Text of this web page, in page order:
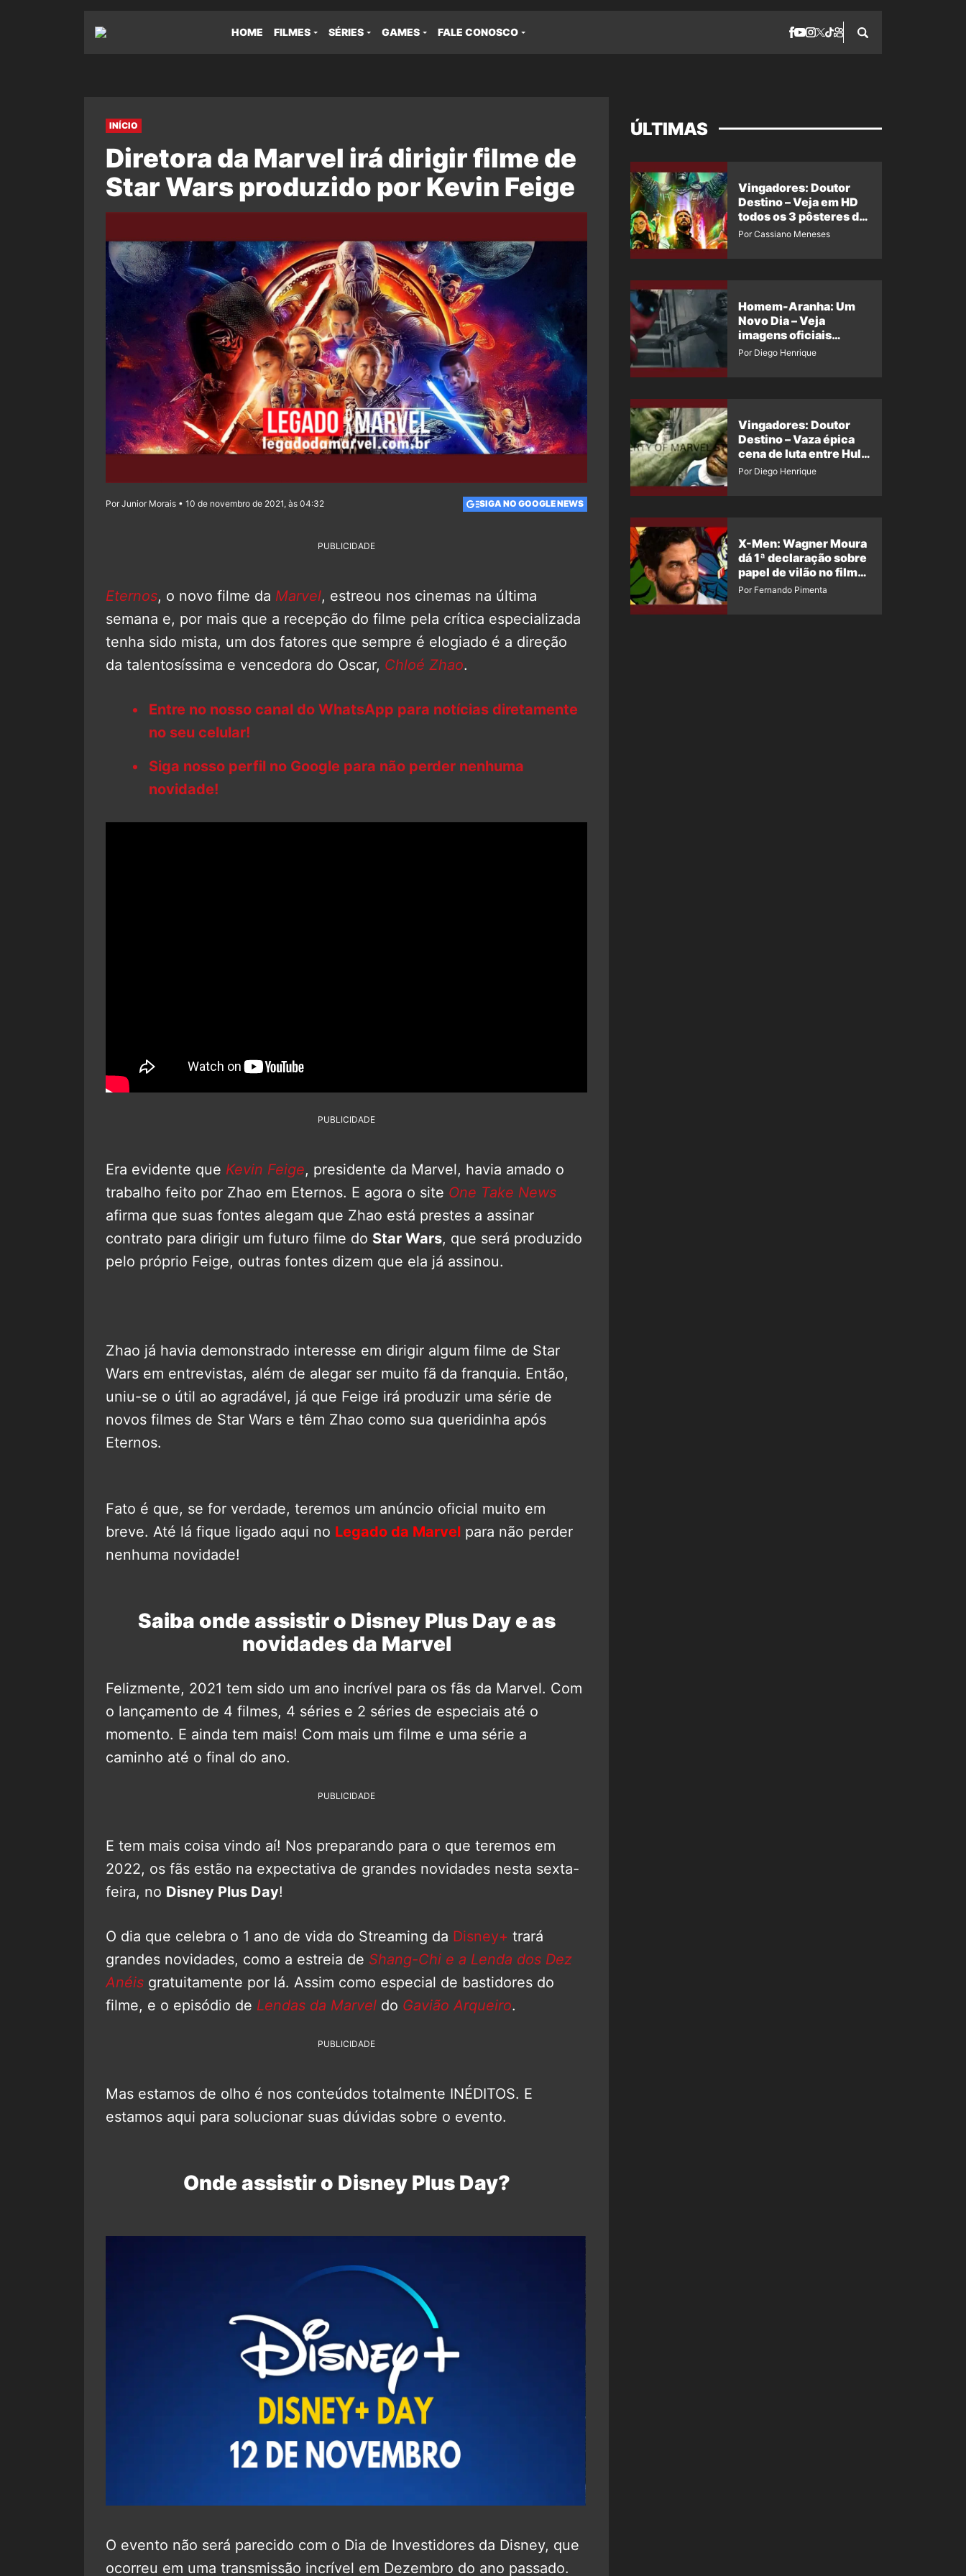
HOME FILMES SÉRIES GAMES FALE CONOSCO
INÍCIO
Diretora da Marvel irá dirigir filme de
Star Wars produzido por Kevin Feige
Por Junior Morais • 10 de novembro de 2021, às 04:32 SIGA NO GOOGLE NEWS
PUBLICIDADE
Eternos, o novo filme da Marvel, estreou nos cinemas na última
semana e, por mais que a recepção do filme pela crítica especializada
tenha sido mista, um dos fatores que sempre é elogiado é a direção
da talentosíssima e vencedora do Oscar, Chloé Zhao.
Entre no nosso canal do WhatsApp para notícias diretamente
no seu celular!
Siga nosso perfil no Google para não perder nenhuma
novidade!
PUBLICIDADE
Era evidente que Kevin Feige, presidente da Marvel, havia amado o
trabalho feito por Zhao em Eternos. E agora o site One Take News
afirma que suas fontes alegam que Zhao está prestes a assinar
contrato para dirigir um futuro filme do Star Wars, que será produzido
pelo próprio Feige, outras fontes dizem que ela já assinou.
Zhao já havia demonstrado interesse em dirigir algum filme de Star
Wars em entrevistas, além de alegar ser muito fã da franquia. Então,
uniu-se o útil ao agradável, já que Feige irá produzir uma série de
novos filmes de Star Wars e têm Zhao como sua queridinha após
Eternos.
Fato é que, se for verdade, teremos um anúncio oficial muito em
breve. Até lá fique ligado aqui no Legado da Marvel para não perder
nenhuma novidade!
Saiba onde assistir o Disney Plus Day e as
novidades da Marvel
Felizmente, 2021 tem sido um ano incrível para os fãs da Marvel. Com
o lançamento de 4 filmes, 4 séries e 2 séries de especiais até o
momento. E ainda tem mais! Com mais um filme e uma série a
caminho até o final do ano.
PUBLICIDADE
E tem mais coisa vindo aí! Nos preparando para o que teremos em
2022, os fãs estão na expectativa de grandes novidades nesta sexta-
feira, no Disney Plus Day!
O dia que celebra o 1 ano de vida do Streaming da Disney+ trará
grandes novidades, como a estreia de Shang-Chi e a Lenda dos Dez
Anéis gratuitamente por lá. Assim como especial de bastidores do
filme, e o episódio de Lendas da Marvel do Gavião Arqueiro.
PUBLICIDADE
Mas estamos de olho é nos conteúdos totalmente INÉDITOS. E
estamos aqui para solucionar suas dúvidas sobre o evento.
Onde assistir o Disney Plus Day?
O evento não será parecido com o Dia de Investidores da Disney, que
ocorreu em uma transmissão incrível em Dezembro do ano passado.
ÚLTIMAS
Vingadores: Doutor
Destino – Veja em HD
todos os 3 pôsteres de
‘Doomsday’ + 1 imagem
Por Cassiano Meneses
Homem-Aranha: Um
Novo Dia – Veja
imagens oficiais
descartadas do Hulk
Por Diego Henrique
Vingadores: Doutor
Destino – Vaza épica
cena de luta entre Hulk
e o Coisa
Por Diego Henrique
X-Men: Wagner Moura
dá 1ª declaração sobre
papel de vilão no filme
da Marvel
Por Fernando Pimenta